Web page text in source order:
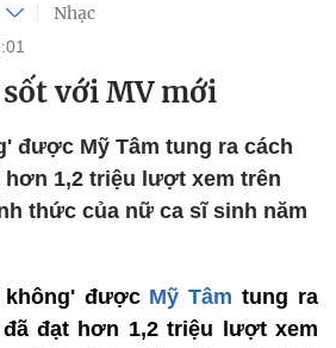
Nhạc
với MV mới
được Mỹ Tâm tung ra cách
hơn 1,2 triệu lượt xem trên
thức của nữ ca sĩ sinh năm
không' được Mỹ Tâmtung ra
đạt hơn 1,2 triệu lượt xem